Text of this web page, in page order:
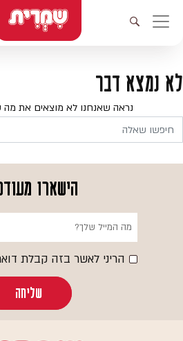
ניווט ראשי
פתיחת חיפוש
עולמות האפיה
מתכונים
קטלוג המוצרים
שאלות ותשובות
החשבון שלי
היסטורית הזמנות
עדכן סיסמה
לא נמצא דבר
נראה שאנחנו לא מוצאים את מה
הישארו
הריני לאשר בזה קבלת
שליחה